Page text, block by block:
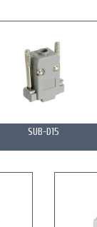
SUB-D15